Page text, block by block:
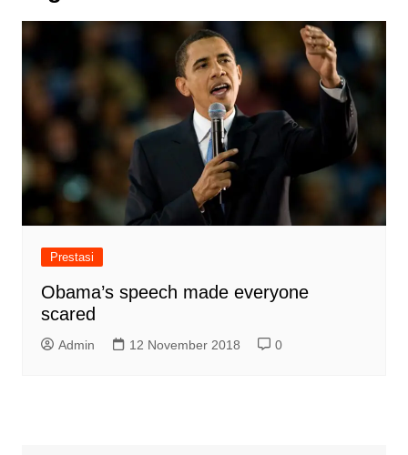
Prestasi
Obama’s speech made everyone
scared
Admin 12 November 2018 0